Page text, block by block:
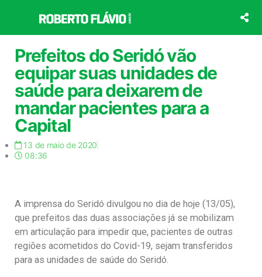
o
conteúdo
Prefeitos do Seridó vão
equipar suas unidades de
saúde para deixarem de
mandar pacientes para a
Capital
13 de maio de 2020
08:36
A imprensa do Seridó divulgou no dia de hoje (13/05),
que prefeitos das duas associações já se mobilizam
em articulação para impedir que, pacientes de outras
regiões acometidos do Covid-19, sejam transferidos
para as unidades de saúde do Seridó.